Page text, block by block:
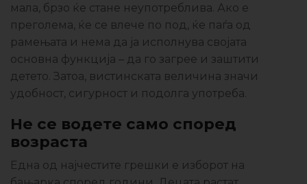
мала, брзо ќе стане неупотреблива. Ако е
преголема, ќе се влече по под, ќе паѓа од
рамењата и нема да ја исполнува својата
основна функција – да го загрее и заштити
детето. Затоа, вистинската величина значи
удобност, сигурност и подолга употреба.
Не се водете само според
возраста
Една од најчестите грешки е изборот на